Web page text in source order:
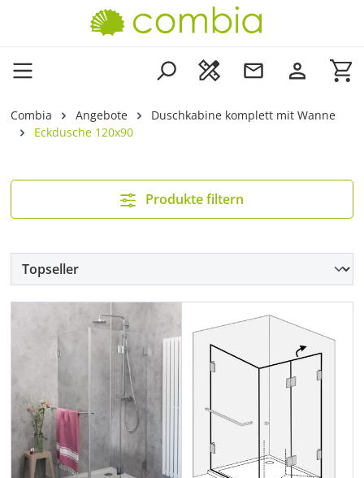
Zum Hauptinhalt springen
Combia Angebote
Duschkabine komplett mit Wanne
Eckdusche 120x90
Produkte filtern